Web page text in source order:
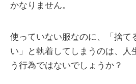
かなりません。
使っていない服なのに、「捨て
い」と執着してしまうのは、人
う行為ではないでしょうか？